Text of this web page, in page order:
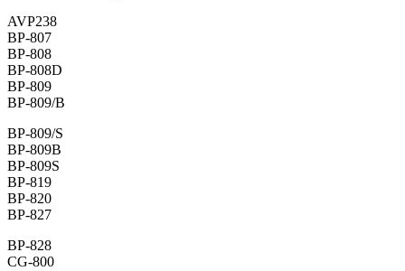
AVP238
BP-807
BP-808
BP-808D
BP-809
BP-809/B
BP-809/S
BP-809B
BP-809S
BP-819
BP-820
BP-827
BP-828
CG-800